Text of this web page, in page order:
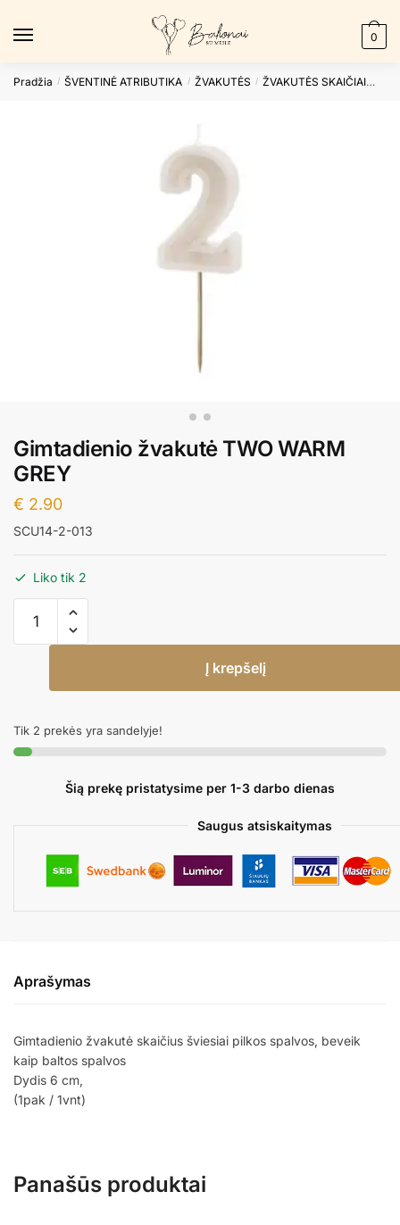
0
Pradžia / ŠVENTINĖ ATRIBUTIKA / ŽVAKUTĖS / ŽVAKUTĖS SKAIČIAI
Gimtadienio žvakutė TWO WARM
GREY
€ 2.90
SCU14-2-013
Liko tik 2
kiekis:
Gimtadienio
GREY
Į krepšelį
Tik 2 prekės yra sandelyje!
Šią prekę pristatysime per 1-3 darbo dienas
Saugus atsiskaitymas
Aprašymas
Gimtadienio žvakutė skaičius šviesiai pilkos spalvos, beveik
kaip baltos spalvos
Dydis 6 cm,
(1pak / 1vnt)
Panašūs produktai